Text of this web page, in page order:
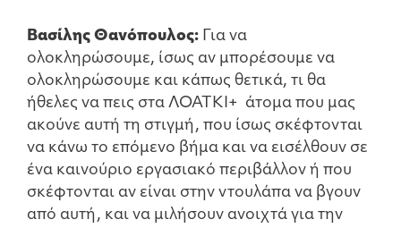
Βασίλης Θανόπουλος: Για να
ολοκληρώσουμε, ίσως αν μπορέσουμε να
ολοκληρώσουμε και κάπως θετικά, τι θα
ήθελες να πεις στα ΛΟΑΤΚΙ+ άτομα που μας
ακούνε αυτή τη στιγμή, που ίσως σκέφτονται
να κάνω το επόμενο βήμα και να εισέλθουν σε
ένα καινούριο εργασιακό περιβάλλον ή που
σκέφτονται αν είναι στην ντουλάπα να βγουν
από αυτή, και να μιλήσουν ανοιχτά για την